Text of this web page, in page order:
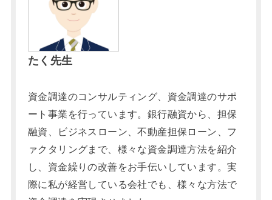
たく先生
資金調達のコンサルティング、資金調達のサポ
ート事業を行っています。銀行融資から、担保
融資、ビジネスローン、不動産担保ローン、フ
ァクタリングまで、様々な資金調達方法を紹介
し、資金繰りの改善をお手伝いしています。実
際に私が経営している会社でも、様々な方法で